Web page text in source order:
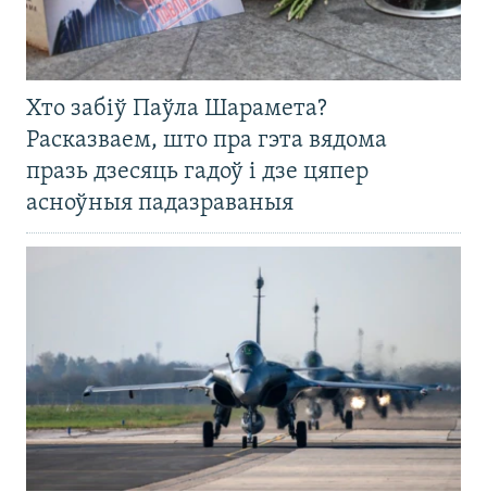
Хто забіў Паўла Шарамета?
Расказваем, што пра гэта вядома
празь дзесяць гадоў і дзе цяпер
асноўныя падазраваныя